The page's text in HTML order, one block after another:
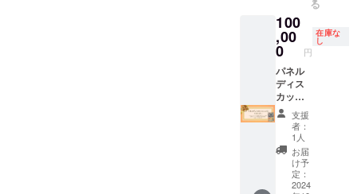
効期
限：
2025年
3月末ま
で ・受
講方
法：オ
ンライ
ンツー
ル
（zoom
）を使
用しま
す。 ・
13:00-
17:30
・場
所：郡
山市中
央公民
館 3階
【交流
会 参
加券詳
細】 ・
日時：
2024年
10月26
織計画
策定 ・
ペルソ
ナ、魅
力整理
・エン
プロ
イー
ジャー
ニー作
成 ・採
用コン
セプト
設計 ・
る
100
,00
0 円
在庫な
し
パネル
ディス
カッ
ション
① ス
ポン
サー
「Z世代
×マーケ
ティン
支援
者：
1人
お届
け予
定：
2024